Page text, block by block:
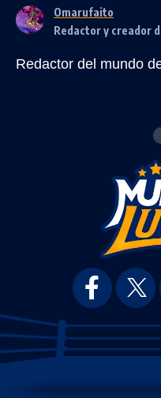
Omarufaito
Redactor y creador
Redactor del mundo